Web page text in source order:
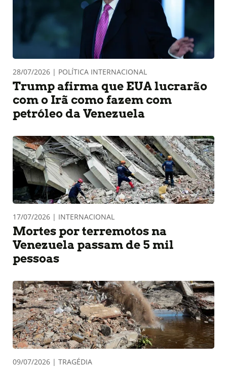
28/07/2026 | POLÍTICA INTERNACIONAL
Trump afirma que EUA lucrarão
com o Irã como fazem com
petróleo da Venezuela
17/07/2026 | INTERNACIONAL
Mortes por terremotos na
Venezuela passam de 5 mil
pessoas
09/07/2026 | TRAGÉDIA